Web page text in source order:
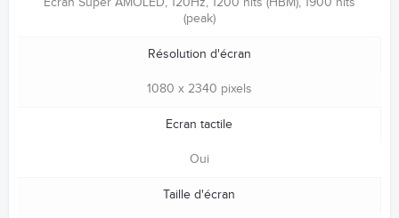
Ecran Super AMOLED, 120Hz, 1200 nits (HBM), 1900 nits
(peak)
Résolution d'écran
1080 x 2340 pixels
Ecran tactile
Oui
Taille d'écran